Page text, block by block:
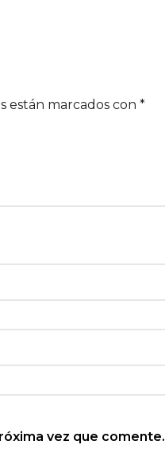
están marcados con *
vez que comente.